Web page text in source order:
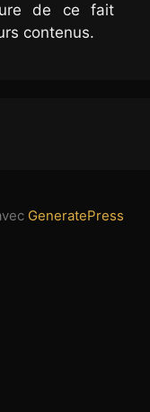
de ce fait
contenus.
GeneratePress